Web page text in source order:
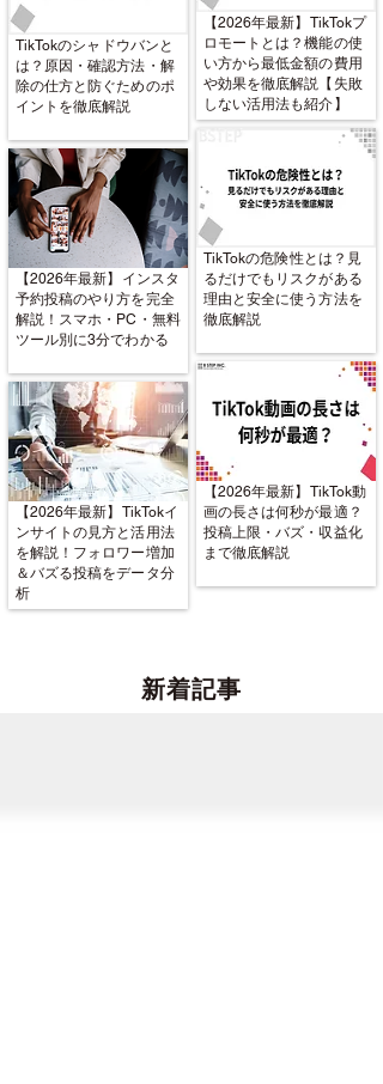
TikTokのシャドウバンと
は？原因・確認方法・解
除の仕方と防ぐためのポ
イントを徹底解説
【2026年最新】インスタ
予約投稿のやり方を完全
解説！スマホ・PC・無料
ツール別に3分でわかる
【2026年最新】TikTokイ
ンサイトの見方と活用法
を解説！フォロワー増加
＆バズる投稿をデータ分
析
【2026年最新】TikTokプ
ロモートとは？機能の使
い方から最低金額の費用
や効果を徹底解説【失敗
しない活用法も紹介】
TikTokの危険性とは？見
るだけでもリスクがある
理由と安全に使う方法を
徹底解説
【2026年最新】TikTok動
画の長さは何秒が最適？
投稿上限・バズ・収益化
まで徹底解説
新着記事